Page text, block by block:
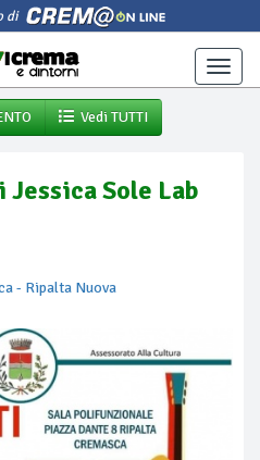
di
Toggle
Vedi TUTTI
Jessica Sole Lab
- Ripalta Nuova